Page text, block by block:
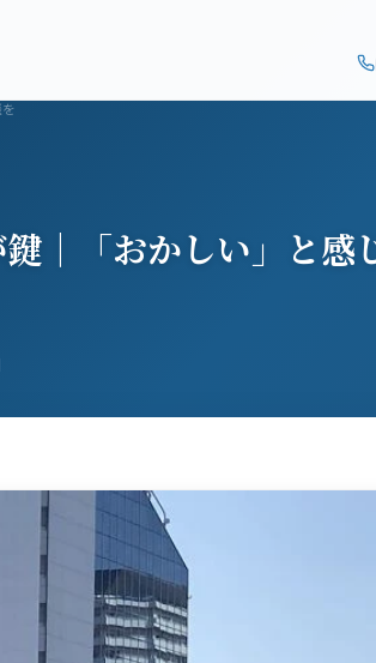
の方 よくある質問 コラム 会社概要 監修者
｜「おかしい」と感